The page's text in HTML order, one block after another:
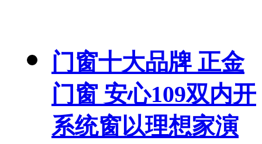
门窗十大品牌 正金
门窗 安心109双内开
系统窗以理想家演